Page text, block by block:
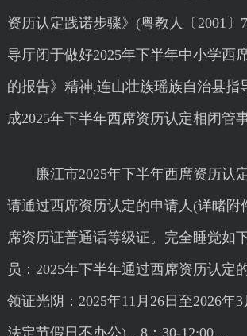
资历认定践诺步骤》(粤教人〔2001〕
导厅闭于做好2025年下半年中小学西
的报告》精神,连山壮族瑶族自治县指
成2025年下半年西席资历认定相闭管
廉江市2025年下半年西席资历认定
请通过西席资历认定的申请人(详睹附
席资历证普通话等级证。完全睡觉如
员：2025年下半年通过西席资历认定
领证光阴：2025年11月26日至2026年
法定节假日不办公)，8：30-12:00...